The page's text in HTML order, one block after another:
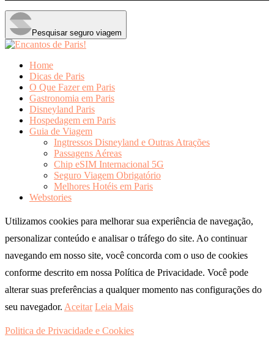
Pesquisar seguro viagem
Home
Dicas de Paris
O Que Fazer em Paris
Gastronomia em Paris
Disneyland Paris
Hospedagem em Paris
Guia de Viagem
Ingtressos Disneyland e Outras Atrações
Passagens Aéreas
Chip eSIM Internacional 5G
Seguro Viagem Obrigatório
Melhores Hotéis em Paris
Webstories
Utilizamos cookies para melhorar sua experiência de navegação,
personalizar conteúdo e analisar o tráfego do site. Ao continuar
navegando em nosso site, você concorda com o uso de cookies
conforme descrito em nossa Política de Privacidade. Você pode
alterar suas preferências a qualquer momento nas configurações do
seu navegador. Aceitar Leia Mais
Politica de Privacidade e Cookies